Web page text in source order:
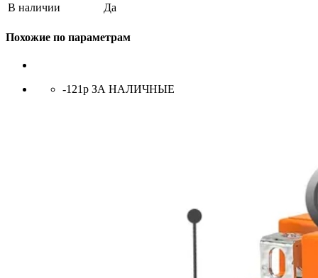
В наличии
Да
Похожие по параметрам
-121р ЗА НАЛИЧНЫЕ